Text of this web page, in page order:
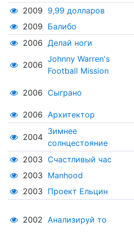
2009 9,99 долларов
2009 Балибо
2006 Делай ноги
2006
Johnny Warren's
Football Mission
2006 Сыграно
2006 Архитектор
2004
Зимнее
солнцестояние
2003 Счастливый час
2003 Manhood
2003 Проект Ельцин
2002 Анализируй то